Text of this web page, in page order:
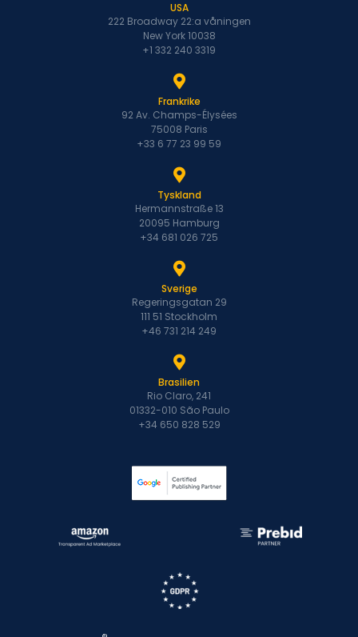
USA
222 Broadway 22:a våningen
New York 10038
+1 332 240 3319
Frankrike
92 Av. Champs-Élysées
75008 Paris
+33 6 77 23 99 59
Tyskland
Hermannstraße 13
20095 Hamburg
+34 681 026 725
Sverige
Regeringsgatan 29
111 51 Stockholm
+46 731 214 249
Brasilien
Rio Claro, 241
01332-010 São Paulo
+34 650 828 529